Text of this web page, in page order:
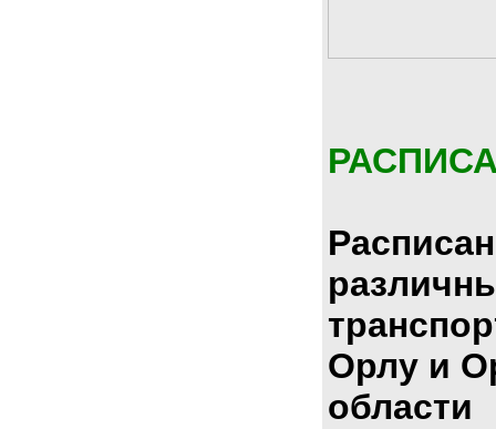
Орлу и
области